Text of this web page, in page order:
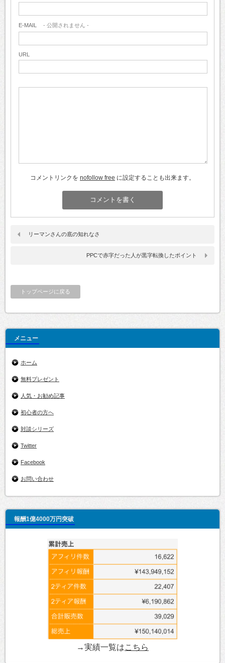
E-MAIL - 公開されません -
URL
コメントリンクを nofollow free に設定することも出来ます。
リーマンさんの底の知れなさ
PPCで赤字だった人が黒字転換したポイント
トップページに戻る
メニュー
ホーム
無料プレゼント
人気・お勧め記事
初心者の方へ
対談シリーズ
Twitter
Facebook
お問い合わせ
報酬1億4000万円突破
→実績一覧はこちら